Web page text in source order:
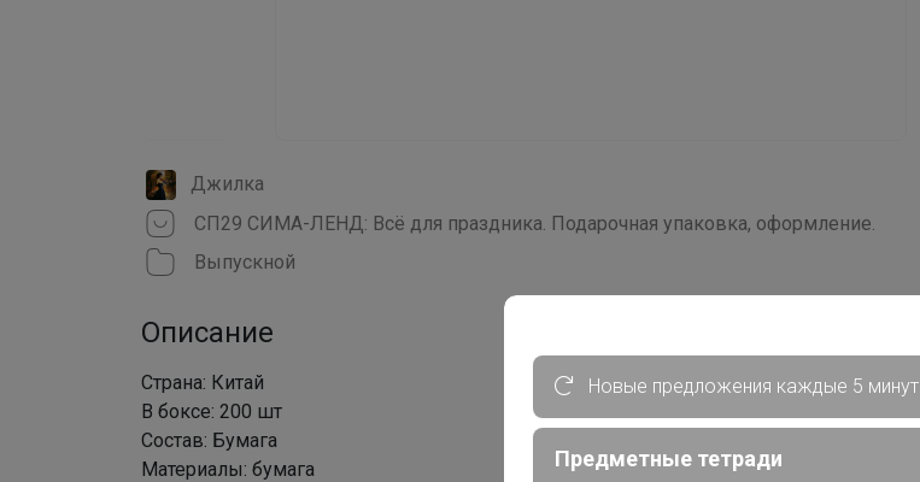
Джилка
СП29 СИМА-ЛЕНД: Всё для праздника. Подарочная упаковка, оформление.
Выпускной
Описание
Страна: Китай
В боксе: 200 шт
Состав: Бумага
Материалы: бумага
Новые предложения каждые 5 минут
Предметные тетради